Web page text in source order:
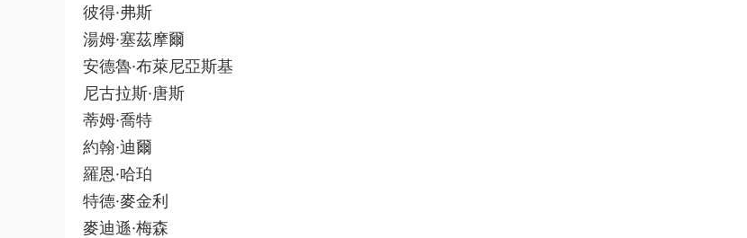
彼得·弗斯
湯姆·塞茲摩爾
安德魯·布萊尼亞斯基
尼古拉斯·唐斯
蒂姆·喬特
約翰·迪爾
羅恩·哈珀
特德·麥金利
麥迪遜·梅森